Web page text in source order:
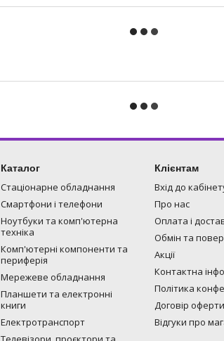
Каталог
Стаціонарне обладнання
Смартфони і телефони
Ноутбуки та комп'ютерна
техніка
Комп'ютерні компоненти та
периферія
Мережеве обладнання
Планшети та електронні
книги
Електротранспорт
Клієнтам
Вхід до
Про нас
Оплата і
Обмін та
Акції
Контактна
Політика
Договір оферти
Відгуки про